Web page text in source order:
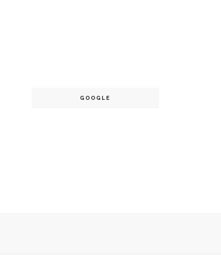
GOOGLE